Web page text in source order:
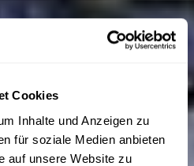
Cookies
Inhalte und Anzeigen zu
für soziale Medien anbieten
auf unsere Website zu